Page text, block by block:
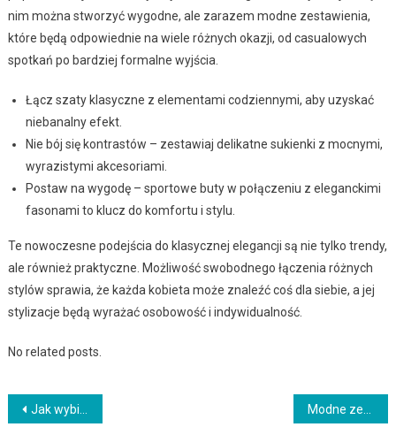
nim można stworzyć wygodne, ale zarazem modne zestawienia,
które będą odpowiednie na wiele różnych okazji, od casualowych
spotkań po bardziej formalne wyjścia.
Łącz szaty klasyczne z elementami codziennymi, aby uzyskać
niebanalny efekt.
Nie bój się kontrastów – zestawiaj delikatne sukienki z mocnymi,
wyrazistymi akcesoriami.
Postaw na wygodę – sportowe buty w połączeniu z eleganckimi
fasonami to klucz do komfortu i stylu.
Te nowoczesne podejścia do klasycznej elegancji są nie tylko trendy,
ale również praktyczne. Możliwość swobodnego łączenia różnych
stylów sprawia, że każda kobieta może znaleźć coś dla siebie, a jej
stylizacje będą wyrażać osobowość i indywidualność.
No related posts.
Nawigacja
Jak wybierać smartwatch dla seniora: Praktyczne funkcje i łatwość obsługi